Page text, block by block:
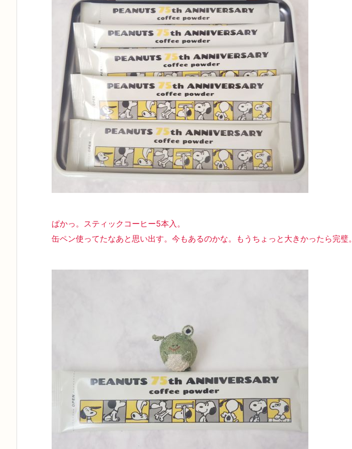
ぱかっ。スティックコーヒー5本入。
缶ペン使ってたなあと思い出す。今もあるのかな。もうちょっと大きかったら完璧。